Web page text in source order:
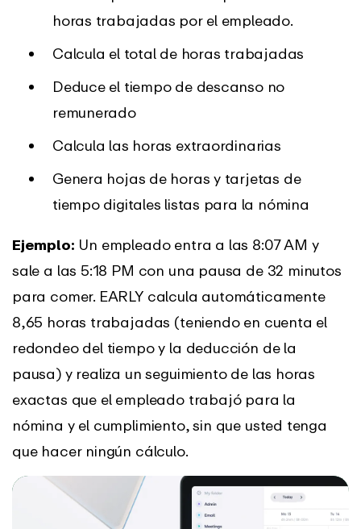
horas trabajadas por el empleado.
Calcula el total de horas trabajadas
Deduce el tiempo de descanso no
remunerado
Calcula las horas extraordinarias
Genera hojas de horas y tarjetas de
tiempo digitales listas para la nómina
Ejemplo: Un empleado entra a las 8:07 AM y
sale a las 5:18 PM con una pausa de 32 minutos
para comer. EARLY calcula automáticamente
8,65 horas trabajadas (teniendo en cuenta el
redondeo del tiempo y la deducción de la
pausa) y realiza un seguimiento de las horas
exactas que el empleado trabajó para la
nómina y el cumplimiento, sin que usted tenga
que hacer ningún cálculo.